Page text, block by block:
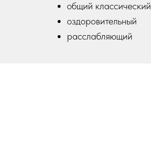
общий классический
оздоровительный
расслабляющий